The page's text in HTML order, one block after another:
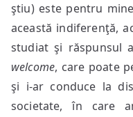
ştiu) este pentru
această indiferenţă,
studiat şi răspunsul
welcome, care poate
şi i-ar conduce la
societate, în care